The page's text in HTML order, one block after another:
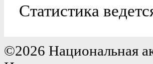
Статистика
©2026 Национальная